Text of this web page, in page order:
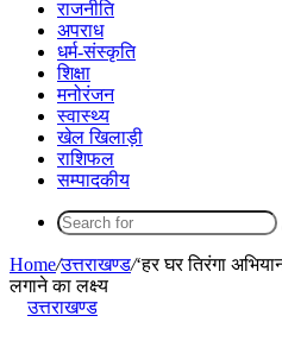
राजनीति
अपराध
धर्म-संस्कृति
शिक्षा
मनोरंजन
स्वास्थ्य
खेल खिलाड़ी
राशिफल
सम्पादकीय
Home/उत्तराखण्ड/‘हर घर तिरंगा
लगाने का लक्ष्य
उत्तराखण्ड